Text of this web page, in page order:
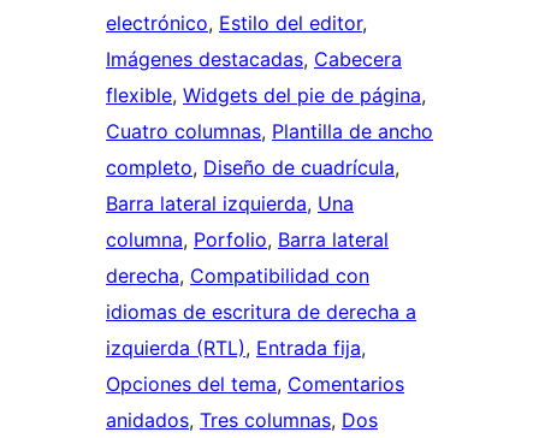
electrónico, Estilo del editor
Imágenes destacadas, Cabecera
flexible, Widgets del pie de página
Cuatro columnas, Plantilla de ancho
completo, Diseño de cuadrícula
Barra lateral izquierda, Una
columna, Porfolio, Barra lateral
derecha, Compatibilidad con
idiomas de escritura de derecha a
izquierda (RTL), Entrada fija
Opciones del tema, Comentarios
anidados, Tres columnas, Dos